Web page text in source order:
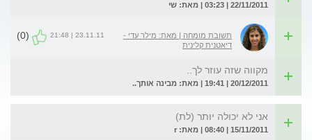
22/11/2011 | 03:23 | מאת: שי
תשובת מומחה | מאת: מילר עדי -
דיאטנית קלינית
23.11.11 | 21:48
(0)
מקווה שזה עוזר לך..
20/12/2011 | 19:41 | מאת: מבינה אותך..
אני לא יכולה יותר (לת)
15/11/2011 | 08:40 | מאת: r